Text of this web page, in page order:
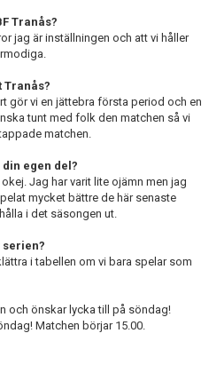
Tranås?
jag är inställningen och att vi håller
Tranås?
gör vi en jättebra första period och en
tunt med folk den matchen så vi
matchen.
egen del?
Jag har varit lite ojämn men jag
mycket bättre de här senaste
i det säsongen ut.
serien?
i tabellen om vi bara spelar som
och önskar lycka till på söndag!
Matchen börjar 15.00.